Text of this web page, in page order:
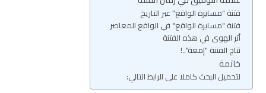
فتنة "مسايرة الواقع" عبر التاريخ
فتنة "مسايرة الواقع" في الواقع المعاصر
أثر الهوى في هذه الفتنة
نتاج الفتنة "إمعة"..!
خاتمة
لتحميل البحث كاملا على الرابط التالي: